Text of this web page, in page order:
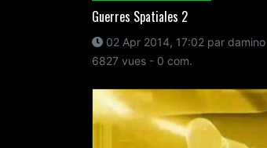
Guerres Spatiales 2
02 Apr 2014, 17:02 par damino
6827 vues - 0 com.